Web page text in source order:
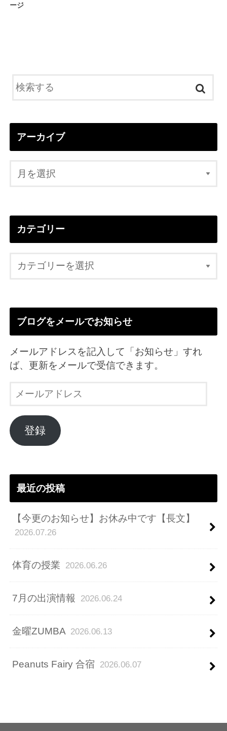
ージ
アーカイブ
カテゴリー
ブログをメールでお知らせ
メールアドレスを記入して「お知らせ」すれ
ば、更新をメールで受信できます。
ル
ア
ド
登録
最近の投稿
【今更のお知らせ】お休み中です【長文】
2026.07.26
体育の授業 2026.06.26
7月の出演情報 2026.06.24
金曜ZUMBA 2026.06.13
Peanuts Fairy 合宿 2026.06.07